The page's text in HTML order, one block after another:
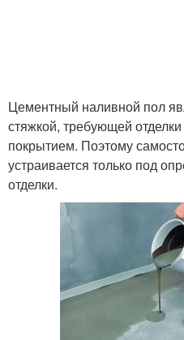
Цементный наливной пол
стяжкой, требующей
покрытием. Поэтому
устраивается только под
отделки.